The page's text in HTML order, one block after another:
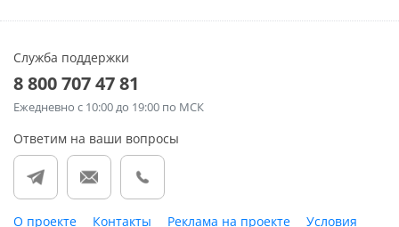
Служба поддержки
8 800 707 47 81
Ежедневно с 10:00 до 19:00 по МСК
Ответим на ваши вопросы
О проекте Контакты Реклама на проекте Условия